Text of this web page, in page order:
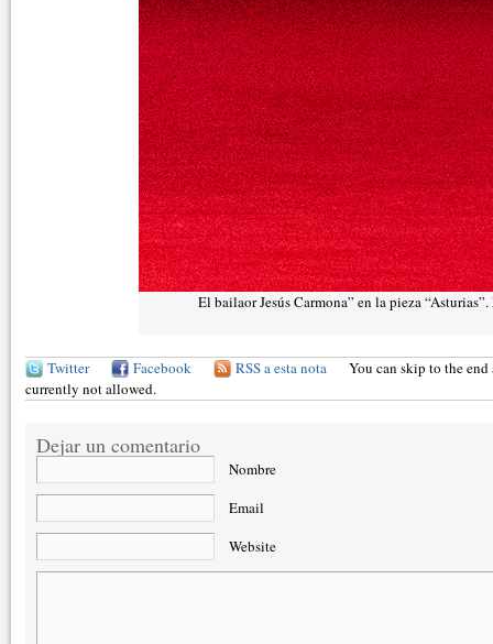
El bailaor Jesús Carmona” en la pieza
Twitter Facebook RSS a esta nota
You can skip to the
currently not allowed.
Dejar un comentario
Nombre
Email
Website